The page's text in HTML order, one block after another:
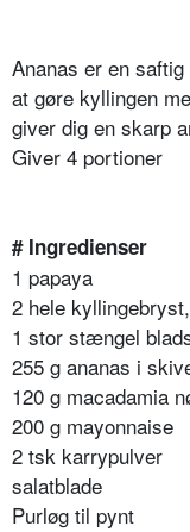
Ananas er en
at gøre kyllingen
giver dig en skarp
Giver 4 portioner
# Ingredienser
1 papaya
2 hele
1 stor stængel
255 g ananas i
120 g macadamia
200 g mayonnaise
2 tsk karrypulver
salatblade
Purløg til pynt